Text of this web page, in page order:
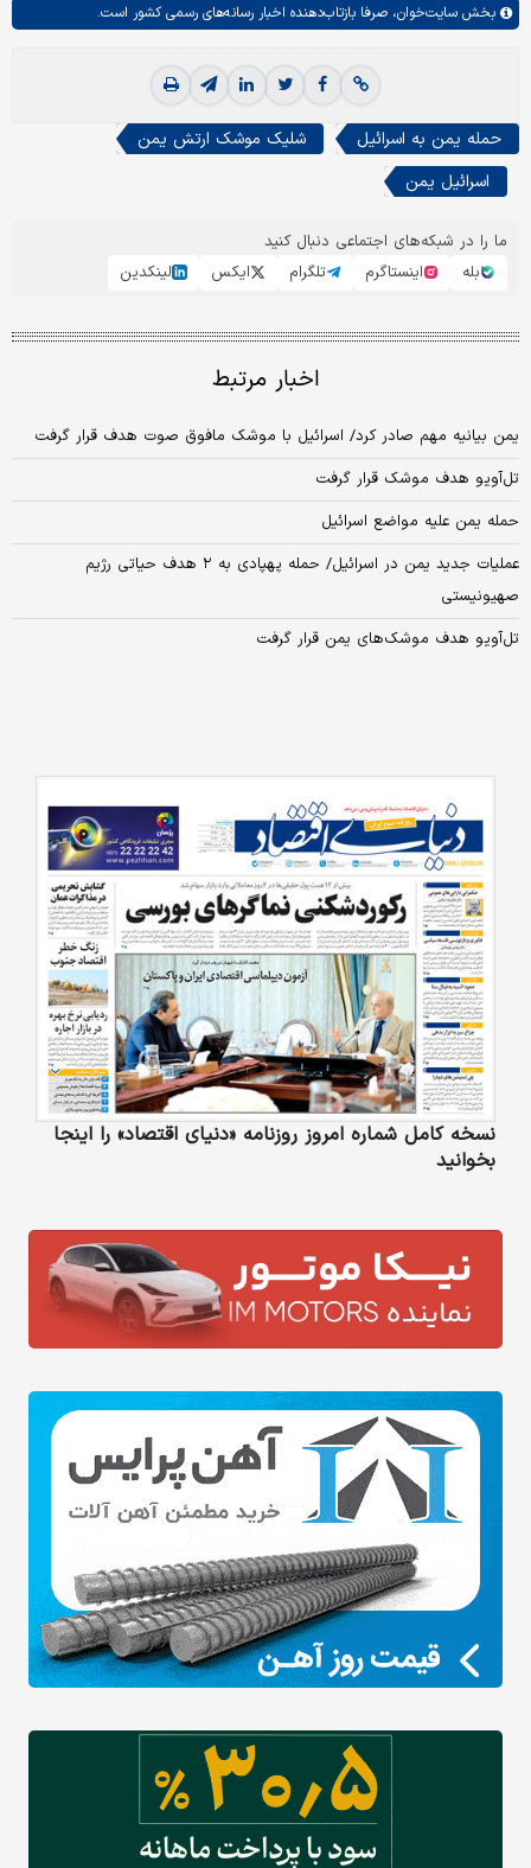
بخش سایت‌خوان، صرفا بازتاب‌دهنده اخبار رسانه‌های رسمی کشور است.
حمله یمن به اسرائیل
شلیک موشک ارتش یمن
اسرائیل یمن
ما را در شبکه‌های اجتماعی دنبال کنید
بله
اینستاگرم تلگرام ایکس لینکدین
اخبار مرتبط
یمن بیانیه مهم صادر کرد/ اسرائیل با موشک مافوق صوت هدف قرار گرفت
تل‌آویو هدف موشک قرار گرفت
حمله یمن علیه مواضع اسرائیل
عملیات جدید یمن در اسرائیل/ حمله پهپادی به ۲ هدف حیاتی رژیم
صهیونیستی
تل‌آویو هدف موشک‌های یمن قرار گرفت
نسخه کامل شماره امروز روزنامه «دنیای‌ اقتصاد» را اینجا
بخوانید